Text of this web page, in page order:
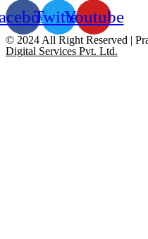
TwitterYoutube
© 2024 All Right Reserved |
Digital Services Pvt. Ltd.